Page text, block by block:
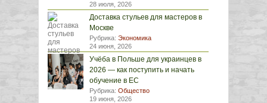
28 июля, 2026
Доставка стульев для мастеров в
Москве
Рубрика: Экономика
24 июня, 2026
Учёба в Польше для украинцев в
2026 — как поступить и начать
обучение в ЕС
Рубрика: Общество
19 июня, 2026